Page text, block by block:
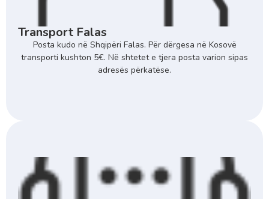
Transport Falas
Posta kudo në Shqipëri Falas. Për dërgesa në Kosovë
transporti kushton 5€. Në shtetet e tjera posta varion sipas
adresës përkatëse.